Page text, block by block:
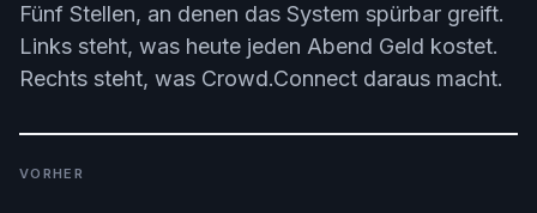
Fünf Stellen, an denen das System spürbar greift.
Links steht, was heute jeden Abend Geld kostet.
Rechts steht, was Crowd.Connect daraus macht.
VORHER